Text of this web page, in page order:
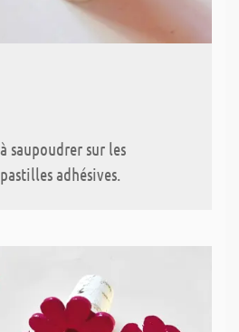
saupoudrer sur les
adhésives.